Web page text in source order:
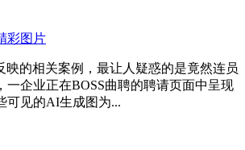
彩图片
映的相关案例，最让人疑惑的是竟然连员
一企业正在BOSS曲聘的聘请页面中呈现
可见的AI生成图为...